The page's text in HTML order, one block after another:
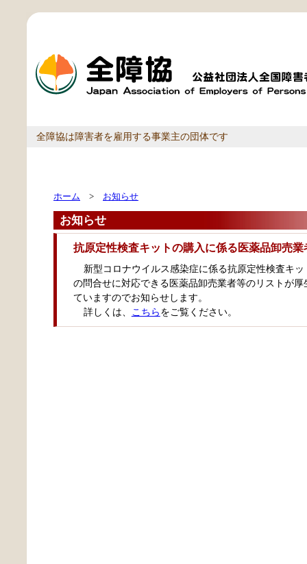
全障協は障害者を雇用する事業主の団体です
ホーム > お知らせ
お知らせ
抗原定性検査キットの購入に係る医薬品卸売
新型コロナウイルス感染症に係る抗原定性検査キ
の問合せに対応できる医薬品卸売業者等のリストが
ていますのでお知らせします。
詳しくは、
こちらをご覧ください。